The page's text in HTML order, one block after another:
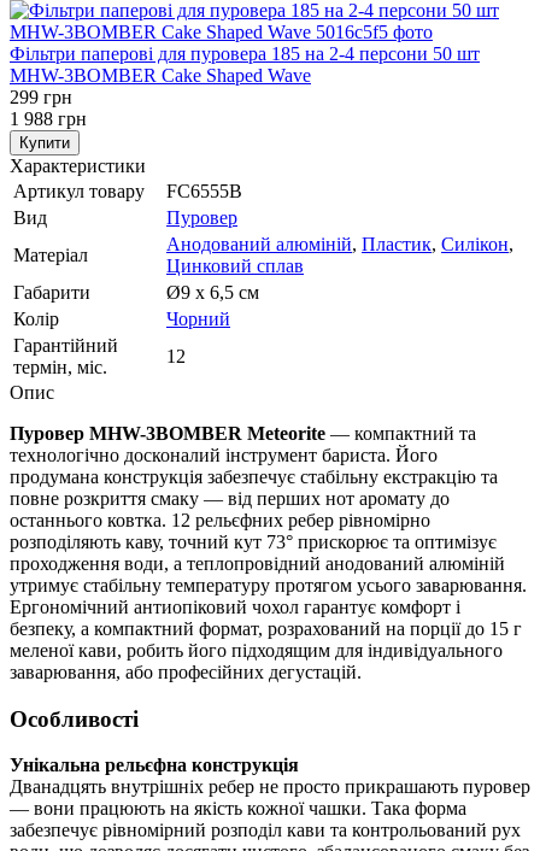
Фільтри паперові для пуровера 185 на 2-4 персони 50 шт
MHW-3BOMBER Cake Shaped Wave
299 грн
1 988 грн
Купити
Характеристики
Артикул товару
FC6555B
Вид
Пуровер
Матеріал
Анодований алюміній, Пластик, Силікон,
Цинковий сплав
Габарити
Ø9 х 6,5 см
Колір
Чорний
Гарантійний
термін, міс.
12
Опис
Пуровер MHW-3BOMBER Meteorite — компактний та
технологічно досконалий інструмент бариста. Його
продумана конструкція забезпечує стабільну екстракцію та
повне розкриття смаку — від перших нот аромату до
останнього ковтка. 12 рельєфних ребер рівномірно
розподіляють каву, точний кут 73° прискорює та оптимізує
проходження води, а теплопровідний анодований алюміній
утримує стабільну температуру протягом усього заварювання.
Ергономічний антиопіковий чохол гарантує комфорт і
безпеку, а компактний формат, розрахований на порції до 15 г
меленої кави, робить його підходящим для індивідуального
заварювання, або професійних дегустацій.
Особливості
Унікальна рельєфна конструкція
Дванадцять внутрішніх ребер не просто прикрашають пуровер
— вони працюють на якість кожної чашки. Така форма
забезпечує рівномірний розподіл кави та контрольований рух